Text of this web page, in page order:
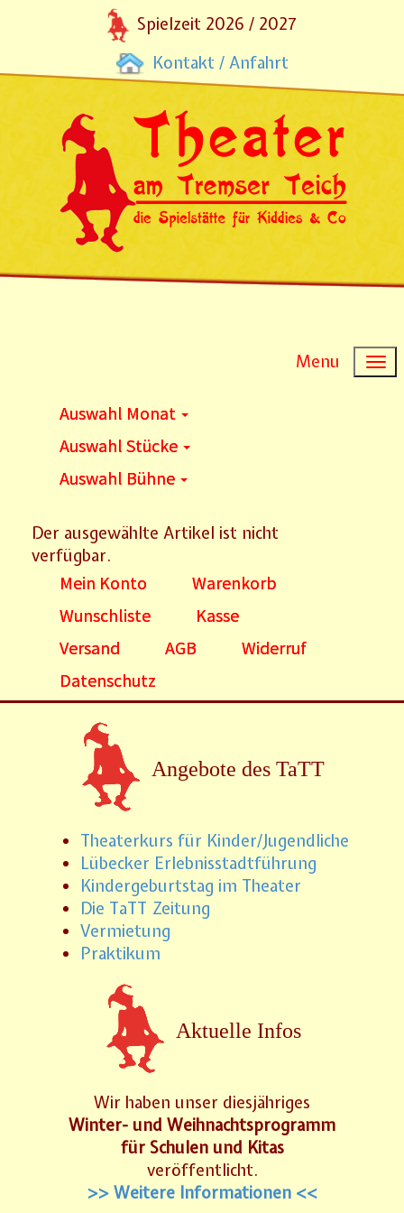
Spielzeit 2026 / 2027
Kontakt / Anfahrt
Menu
Auswahl Monat
Auswahl Stücke
Auswahl Bühne
Der ausgewählte Artikel ist nicht
verfügbar.
Mein Konto
Warenkorb
Wunschliste
Kasse
Versand
AGB
Widerruf
Datenschutz
Angebote des TaTT
Theaterkurs für Kinder/Jugendliche
Lübecker Erlebnisstadtführung
Kindergeburtstag im Theater
Die TaTT Zeitung
Vermietung
Praktikum
Aktuelle Infos
Wir haben unser diesjähriges
Winter- und Weihnachtsprogramm
für Schulen und Kitas
veröffentlicht.
>> Weitere Informationen <<